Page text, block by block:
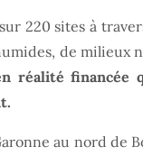
220 sites à
de milieux
réalité financée
au nord de